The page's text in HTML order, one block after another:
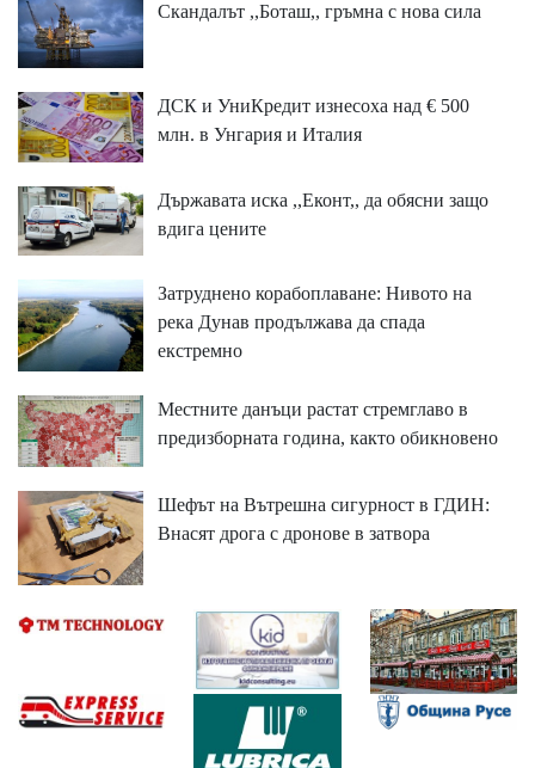
Скандалът ,,Боташ,, гръмна с нова сила
ДСК и УниКредит изнесоха над € 500
млн. в Унгария и Италия
Държавата иска ,,Еконт,, да обясни защо
вдига цените
Затруднено корабоплаване: Нивото на
река Дунав продължава да спада
екстремно
Местните данъци растат стремглаво в
предизборната година, както обикновено
Шефът на Вътрешна сигурност в ГДИН:
Внасят дрога с дронове в затвора